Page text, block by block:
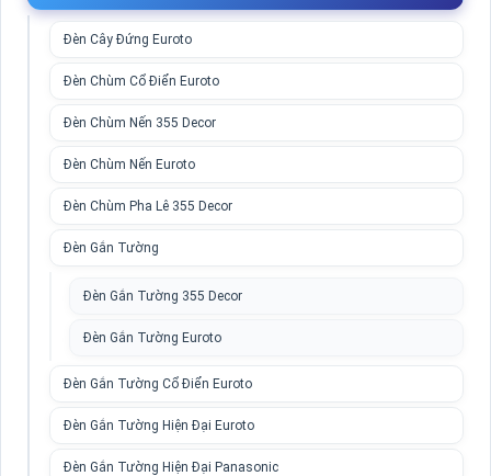
Đèn Cây Đứng Euroto
Đèn Chùm Cổ Điển Euroto
Đèn Chùm Nến 355 Decor
Đèn Chùm Nến Euroto
Đèn Chùm Pha Lê 355 Decor
Đèn Gắn Tường
Đèn Gắn Tường 355 Decor
Đèn Gắn Tường Euroto
Đèn Gắn Tường Cổ Điển Euroto
Đèn Gắn Tường Hiện Đại Euroto
Đèn Gắn Tường Hiện Đại Panasonic